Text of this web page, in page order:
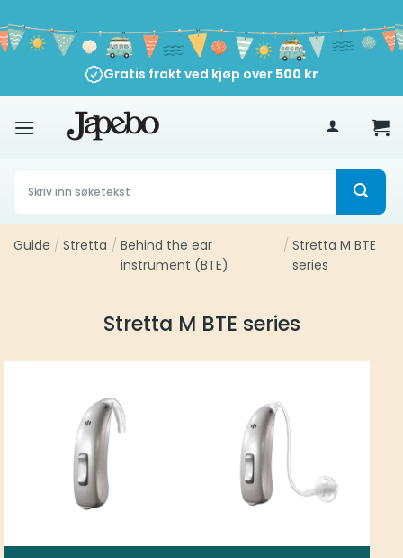
to
content
Gratis frakt ved kjøp over 500 kr
Søk
etter:
Guide / Stretta / Behind the ear
instrument (BTE)
/ Stretta M BTE
series
Stretta M BTE series